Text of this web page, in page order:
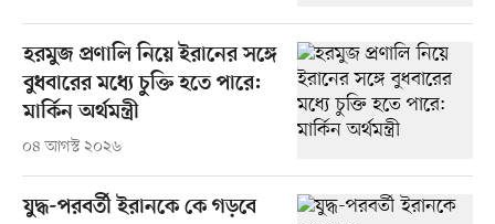
হরমুজ প্রণালি নিয়ে ইরানের সঙ্গে
বুধবারের মধ্যে চুক্তি হতে পারে:
মার্কিন অর্থমন্ত্রী
০৪ আগস্ট ২০২৬
যুদ্ধ-পরবর্তী ইরানকে কে গড়বে